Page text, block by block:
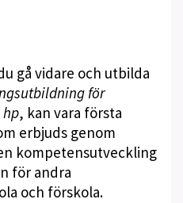
gå vidare och utbilda
för
hp, kan vara första
erbjuds genom
kompetensutveckling
för andra
och förskola.